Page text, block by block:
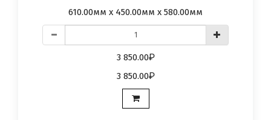
610.00мм x 450.00мм x 580.00мм
3 850.00
3 850.00